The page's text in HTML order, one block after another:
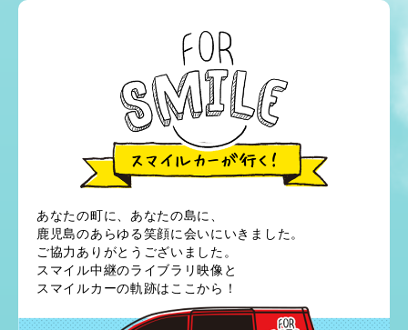
あなたの町に、あなたの島に、
鹿児島のあらゆる笑顔に会いにいきました。
ご協力ありがとうございました。
スマイル中継のライブラリ映像と
スマイルカーの軌跡はここから！